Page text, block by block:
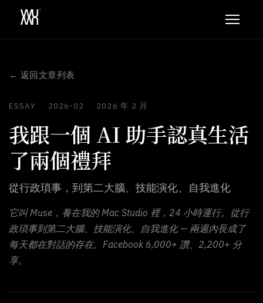
← 返回文章列表
ESSAY · 2026-02 · 2026 年 2 月
我跟一個 AI 助手認真生活
了兩個禮拜
從行政瑣事，到第二大腦、技能演化、自我進化
它叫 Muse，養在我的 Mac Studio 裡，24 小時運行。從行
政瑣事到第二大腦、技能演化、自我進化 — 兩週內長成了
每天都在對話的存在。Facebook 6,000+ 讚、2,200+ 分
享。